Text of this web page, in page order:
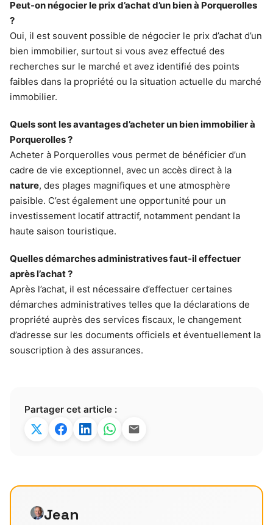
Peut-on négocier le prix d’achat d’un bien à Porquerolles
?
Oui, il est souvent possible de négocier le prix d’achat d’un
bien immobilier, surtout si vous avez effectué des
recherches sur le marché et avez identifié des points
faibles dans la propriété ou la situation actuelle du marché
immobilier.
Quels sont les avantages d’acheter un bien immobilier à
Porquerolles ?
Acheter à Porquerolles vous permet de bénéficier d’un
cadre de vie exceptionnel, avec un accès direct à la
nature, des plages magnifiques et une atmosphère
paisible. C’est également une opportunité pour un
investissement locatif attractif, notamment pendant la
haute saison touristique.
Quelles démarches administratives faut-il effectuer
après l’achat ?
Après l’achat, il est nécessaire d’effectuer certaines
démarches administratives telles que la déclarations de
propriété auprès des services fiscaux, le changement
d’adresse sur les documents officiels et éventuellement la
souscription à des assurances.
Partager cet article :
Jean